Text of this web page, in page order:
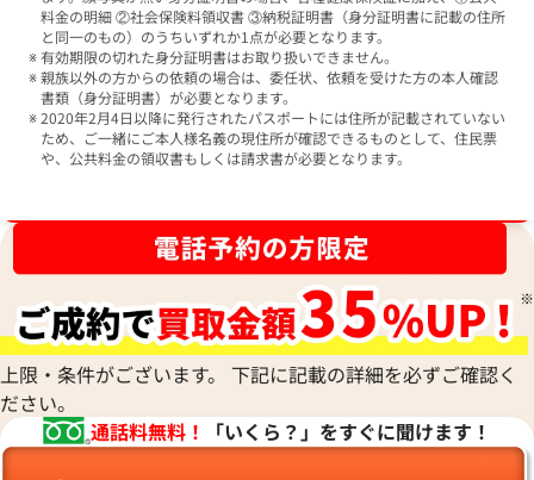
料金の明細 ②社会保険料領収書 ③納税証明書（身分証明書に記載の住所
と同一のもの）のうちいずれか1点が必要となります。
有効期限の切れた身分証明書はお取り扱いできません。
親族以外の方からの依頼の場合は、委任状、依頼を受けた方の本人確認
書類（身分証明書）が必要となります。
2020年2月4日以降に発行されたパスポートには住所が記載されていない
ため、ご一緒にご本人様名義の現住所が確認できるものとして、住民票
や、公共料金の領収書もしくは請求書が必要となります。
上限・条件がございます。 下記に記載の詳細を必ずご確認く
ださい。
通話料無料！
「いくら？」をすぐに聞けます！